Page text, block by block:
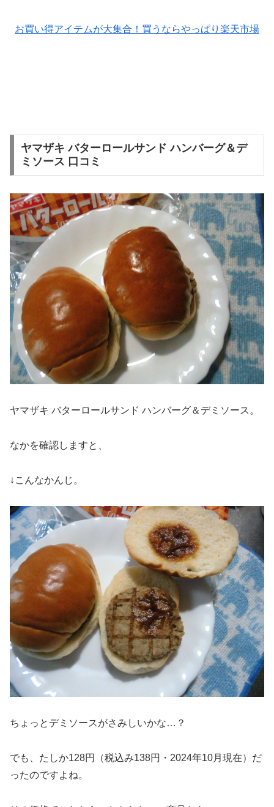
お買い得アイテムが大集合！買うならやっぱり楽天市場
ヤマザキ バターロールサンド ハンバーグ＆デ
ミソース 口コミ
ヤマザキ バターロールサンド ハンバーグ＆デミソース。
なかを確認しますと、
↓こんなかんじ。
ちょっとデミソースがさみしいかな…？
でも、たしか128円（税込み138円・2024年10月現在）だ
ったのですよね。